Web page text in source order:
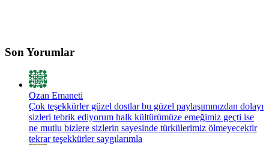
Son Yorumlar
Ozan Emaneti
Çok teşekkürler güzel dostlar bu güzel paylaşımınızdan dolayı
sizleri tebrik ediyorum halk kültürümüze emeğimiz geçti ise
ne mutlu bizlere sizlerin sayesinde türkülerimiz ölmeyecektir
tekrar teşekkürler saygılarımla